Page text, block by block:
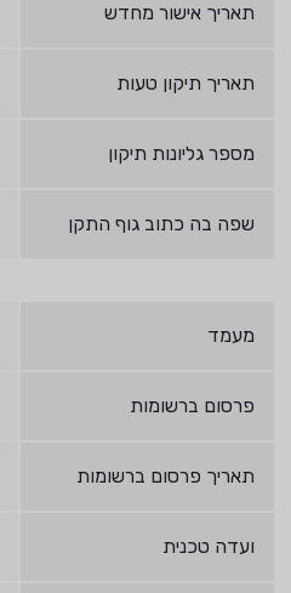
תאריך אישור מחדש
תאריך תיקון טעות
מספר גליונות תיקון
שפה בה כתוב גוף התקן
מעמד
פרסום ברשומות
תאריך פרסום ברשומות
ועדה טכנית